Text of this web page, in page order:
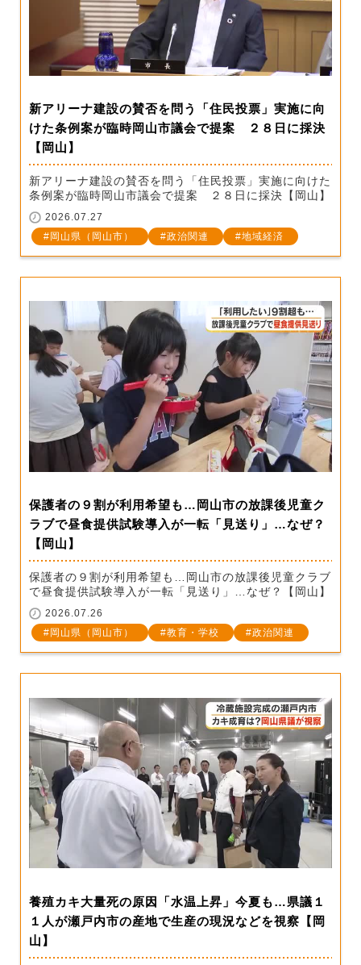
新アリーナ建設の賛否を問う「住民投票」実施に向
けた条例案が臨時岡山市議会で提案 ２８日に採決
【岡山】
新アリーナ建設の賛否を問う「住民投票」実施に向けた
条例案が臨時岡山市議会で提案 ２８日に採決【岡山】
2026.07.27
岡山県（岡山市）
政治関連 地域経済
保護者の９割が利用希望も…岡山市の放課後児童ク
ラブで昼食提供試験導入が一転「見送り」…なぜ？
【岡山】
保護者の９割が利用希望も…岡山市の放課後児童クラブ
で昼食提供試験導入が一転「見送り」…なぜ？【岡山】
2026.07.26
岡山県（岡山市）
教育・学校 政治関連
養殖カキ大量死の原因「水温上昇」今夏も…県議１
１人が瀬戸内市の産地で生産の現況などを視察【岡
山】